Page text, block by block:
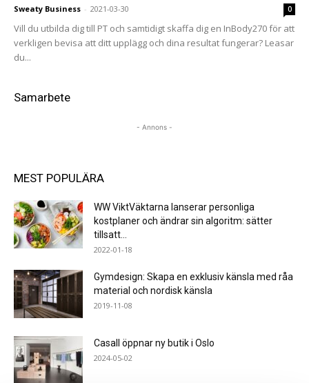
Sweaty Business - 2021-03-30 0
Vill du utbilda dig till PT och samtidigt skaffa dig en InBody270 för att
verkligen bevisa att ditt upplägg och dina resultat fungerar? Leasar
du...
Samarbete
- Annons -
MEST POPULÄRA
WW ViktVäktarna lanserar personliga
kostplaner och ändrar sin algoritm: sätter
tillsatt...
2022-01-18
Gymdesign: Skapa en exklusiv känsla med råa
material och nordisk känsla
2019-11-08
Casall öppnar ny butik i Oslo
2024-05-02